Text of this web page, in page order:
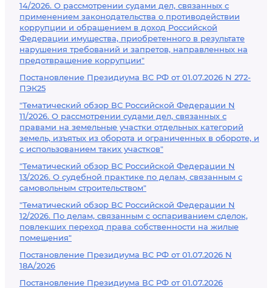
14/2026. О рассмотрении судами дел, связанных с
применением законодательства о противодействии
коррупции и обращением в доход Российской
Федерации имущества, приобретенного в результате
нарушения требований и запретов, направленных на
предотвращение коррупции"
Постановление Президиума ВС РФ от 01.07.2026 N 272-
ПЭК25
"Тематический обзор ВС Российской Федерации N
11/2026. О рассмотрении судами дел, связанных с
правами на земельные участки отдельных категорий
земель, изъятых из оборота и ограниченных в обороте, и
с использованием таких участков"
"Тематический обзор ВС Российской Федерации N
13/2026. О судебной практике по делам, связанным с
самовольным строительством"
"Тематический обзор ВС Российской Федерации N
12/2026. По делам, связанным с оспариванием сделок,
повлекших переход права собственности на жилые
помещения"
Постановление Президиума ВС РФ от 01.07.2026 N
18А/2026
Постановление Президиума ВС РФ от 01.07.2026